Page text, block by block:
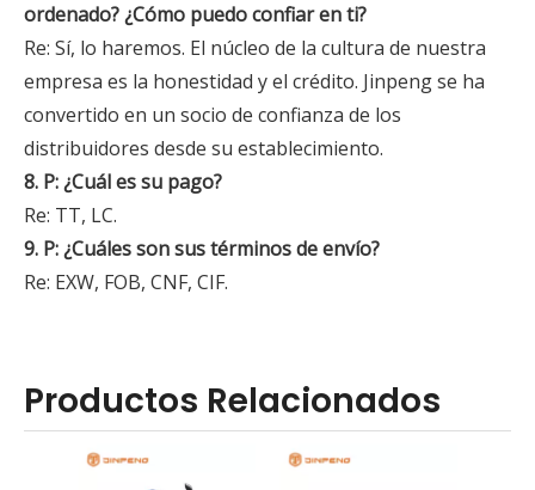
ordenado? ¿Cómo puedo confiar en ti?
Re: Sí, lo haremos. El núcleo de la cultura de nuestra
empresa es la honestidad y el crédito. Jinpeng se ha
convertido en un socio de confianza de los
distribuidores desde su establecimiento.
8. P: ¿Cuál es su pago?
Re: TT, LC.
9. P: ¿Cuáles son sus términos de envío?
Re: EXW, FOB, CNF, CIF.
Productos Relacionados